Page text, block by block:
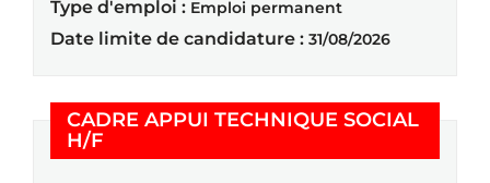
Type d'emploi : Emploi permanent
Date limite de candidature : 31/08/2026
CADRE APPUI TECHNIQUE SOCIAL
H/F(Nouvelle fenêtre)